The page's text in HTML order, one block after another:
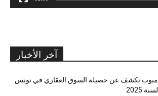
آخر الأخبار
مبوب تكشف عن حصيلة السوق العقاري في تونس
لسنة 2025